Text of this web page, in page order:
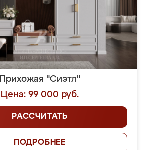
Прихожая "Сиэтл"
Цена: 99 000 руб.
РАССЧИТАТЬ
ПОДРОБНЕЕ